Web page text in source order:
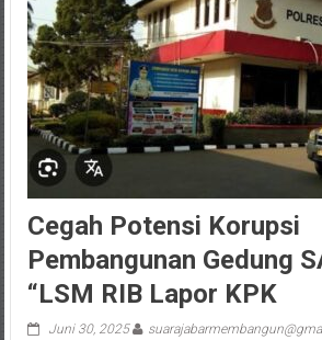
Cegah Potensi Korupsi
Pembangunan Gedung
“LSM RIB Lapor KPK
Juni 30, 2025